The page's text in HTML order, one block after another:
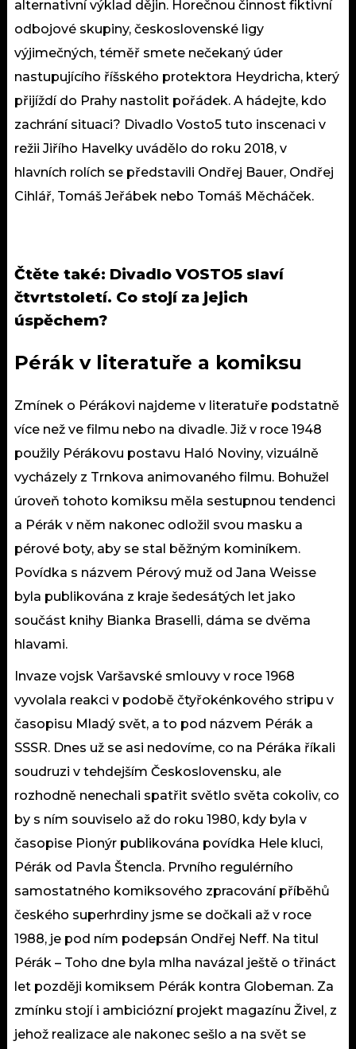
alternativní výklad dějin. Horečnou činnost fiktivní
odbojové skupiny, československé ligy
výjimečných, téměř smete nečekaný úder
nastupujícího říšského protektora Heydricha, který
přijíždí do Prahy nastolit pořádek. A hádejte, kdo
zachrání situaci? Divadlo Vosto5 tuto inscenaci v
režii Jiřího Havelky uvádělo do roku 2018, v
hlavních rolích se představili Ondřej Bauer, Ondřej
Cihlář, Tomáš Jeřábek nebo Tomáš Měcháček.
Čtěte také: Divadlo VOSTO5 slaví
čtvrtstoletí. Co stojí za jejich
úspěchem?
Pérák v literatuře a komiksu
Zmínek o Pérákovi najdeme v literatuře podstatně
více než ve filmu nebo na divadle. Již v roce 1948
použily Pérákovu postavu Haló Noviny, vizuálně
vycházely z Trnkova animovaného filmu. Bohužel
úroveň tohoto komiksu měla sestupnou tendenci
a Pérák v něm nakonec odložil svou masku a
pérové boty, aby se stal běžným kominíkem.
Povídka s názvem Pérový muž od Jana Weisse
byla publikována z kraje šedesátých let jako
součást knihy Bianka Braselli, dáma se dvěma
hlavami.
Invaze vojsk Varšavské smlouvy v roce 1968
vyvolala reakci v podobě čtyřokénkového stripu v
časopisu Mladý svět, a to pod názvem Pérák a
SSSR. Dnes už se asi nedovíme, co na Péráka říkali
soudruzi v tehdejším Československu, ale
rozhodně nenechali spatřit světlo světa cokoliv, co
by s ním souviselo až do roku 1980, kdy byla v
časopise Pionýr publikována povídka Hele kluci,
Pérák od Pavla Štencla. Prvního regulérního
samostatného komiksového zpracování příběhů
českého superhrdiny jsme se dočkali až v roce
1988, je pod ním podepsán Ondřej Neff. Na titul
Pérák – Toho dne byla mlha navázal ještě o třináct
let později komiksem Pérák kontra Globeman. Za
zmínku stojí i ambiciózní projekt magazínu Živel, z
jehož realizace ale nakonec sešlo a na svět se